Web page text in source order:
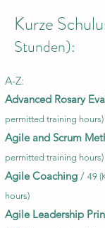
Kurze
Stunden):
A-Z:​
Advanced Rosary
permitted training hours)
Agile and Scrum
permitted training hours)
Agile Coaching / 49
hours)
Agile Leadership